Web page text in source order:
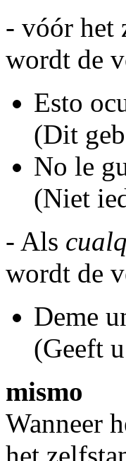
- vóór het
wordt de
Esto
(Dit
No le
(Niet
- Als
wordt de
Deme
(Geeft
mismo
Wanneer
het